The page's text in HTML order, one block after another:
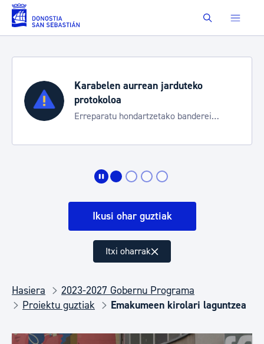
Eduki nagusira joan Buscar
Karabelen aurrean jarduteko
protokoloa
Erreparatu hondartzetako banderei
Ikusi ohar guztiak
Itxi oharrak
Hasiera
2023-2027 Gobernu Programa
Proiektu guztiak
Emakumeen kirolari laguntzea